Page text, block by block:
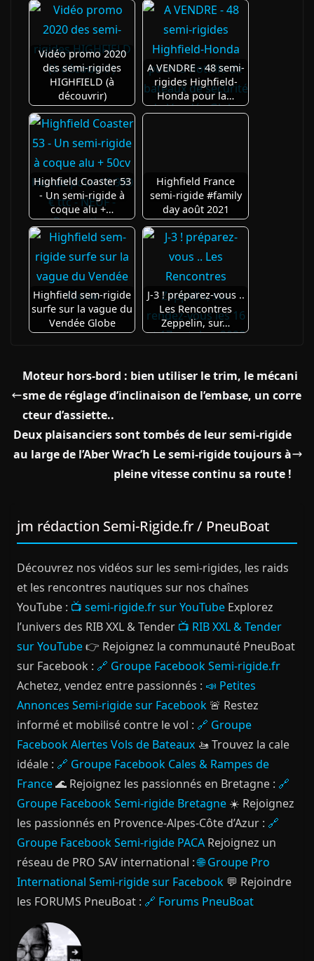
Vidéo promo 2020
des semi-rigides
HIGHFIELD (à
découvrir)
A VENDRE - 48 semi-
rigides Highfield-
Honda pour la…
Highfield Coaster 53
- Un semi-rigide à
coque alu +…
Highfield France
semi-rigide #family
day août 2021
Highfield sem-rigide
surfe sur la vague du
Vendée Globe
J-3 ! préparez-vous ..
Les Rencontres
Zeppelin, sur…
Moteur hors-bord : bien utiliser le trim, le mécani
sme de réglage d’inclinaison de l’embase, un corre
cteur d’assiette..
Deux plaisanciers sont tombés de leur semi-rigide
au large de l’Aber Wrac’h Le semi-rigide toujours à
pleine vitesse continu sa route !
jm rédaction Semi-Rigide.fr / PneuBoat
Découvrez nos vidéos sur les semi-rigides, les raids
et les rencontres nautiques sur nos chaînes
YouTube : 📺 semi-rigide.fr sur YouTube Explorez
l’univers des RIB XXL & Tender 📺 RIB XXL & Tender
sur YouTube👉 Rejoignez la communauté PneuBoat
sur Facebook : 🔗 Groupe Facebook Semi-rigide.fr
Achetez, vendez entre passionnés : 📣 Petites
Annonces Semi-rigide sur Facebook 🚨 Restez
informé et mobilisé contre le vol : 🔗 Groupe
Facebook Alertes Vols de Bateaux 🚤 Trouvez la cale
idéale : 🔗 Groupe Facebook Cales & Rampes de
France🌊 Rejoignez les passionnés en Bretagne : 🔗
Groupe Facebook Semi-rigide Bretagne ☀️ Rejoignez
les passionnés en Provence-Alpes-Côte d’Azur : 🔗
Groupe Facebook Semi-rigide PACA Rejoignez un
réseau de PRO SAV international :🌐 Groupe Pro
International Semi-rigide sur Facebook 💬 Rejoindre
les FORUMS PneuBoat : 🔗 Forums PneuBoat